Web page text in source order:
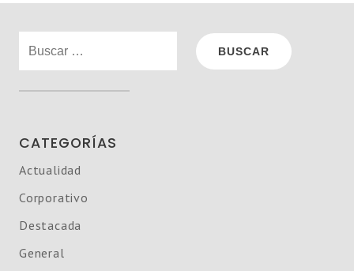
Buscar:
CATEGORÍAS
Actualidad
Corporativo
Destacada
General